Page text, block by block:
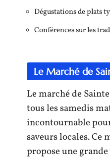
Dégustations de plats
Conférences sur les
Le Marché de
Le marché de
tous les samedis
incontournable
saveurs locales. Ce
propose une